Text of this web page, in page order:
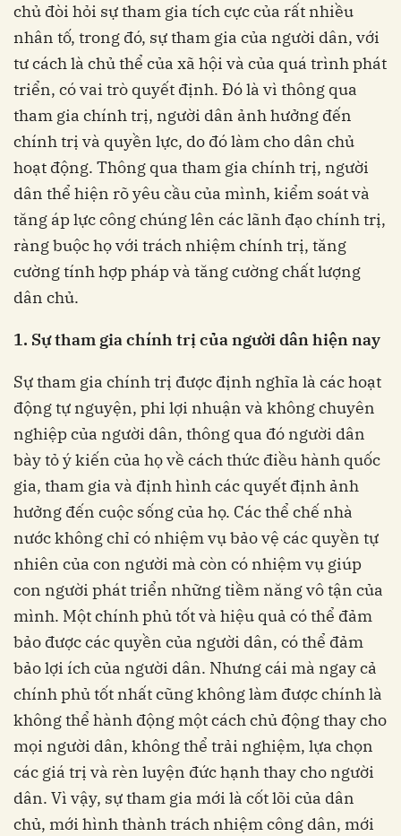
chủ đòi hỏi sự tham gia tích cực của rất nhiều
nhân tố, trong đó, sự tham gia của người dân, với
tư cách là chủ thể của xã hội và của quá trình phát
triển, có vai trò quyết định. Đó là vì thông qua
tham gia chính trị, người dân ảnh hưởng đến
chính trị và quyền lực, do đó làm cho dân chủ
hoạt động. Thông qua tham gia chính trị, người
dân thể hiện rõ yêu cầu của mình, kiểm soát và
tăng áp lực công chúng lên các lãnh đạo chính trị,
ràng buộc họ với trách nhiệm chính trị, tăng
cường tính hợp pháp và tăng cường chất lượng
dân chủ.
1. Sự tham gia chính trị của người dân hiện nay
Sự tham gia chính trị được định nghĩa là các hoạt
động tự nguyện, phi lợi nhuận và không chuyên
nghiệp của người dân, thông qua đó người dân
bày tỏ ý kiến của họ về cách thức điều hành quốc
gia, tham gia và định hình các quyết định ảnh
hưởng đến cuộc sống của họ. Các thể chế nhà
nước không chỉ có nhiệm vụ bảo vệ các quyền tự
nhiên của con người mà còn có nhiệm vụ giúp
con người phát triển những tiềm năng vô tận của
mình. Một chính phủ tốt và hiệu quả có thể đảm
bảo được các quyền của người dân, có thể đảm
bảo lợi ích của người dân. Nhưng cái mà ngay cả
chính phủ tốt nhất cũng không làm được chính là
không thể hành động một cách chủ động thay cho
mọi người dân, không thể trải nghiệm, lựa chọn
các giá trị và rèn luyện đức hạnh thay cho người
dân. Vì vậy, sự tham gia mới là cốt lõi của dân
chủ, mới hình thành trách nhiệm công dân, mới